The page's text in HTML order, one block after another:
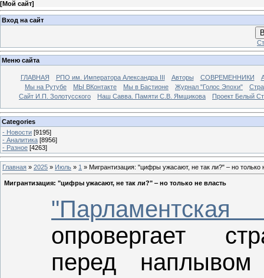
[Мой сайт]
Вход на сайт
Меню сайта
ГЛАВНАЯ РПО им. Императора Александра III Авторы СОВРЕМЕННИКИ
Мы на Рутубе
МЫ ВКонтакте Мы в Бастионе Журнал "Голос Эпохи"
Сайт И.П. Золотусского
Наш Савва. Памяти С.В. Ямщикова Проект Белый
Categories
- Новости [9195]
- Аналитика [8956]
- Разное [4263]
Главная » 2025 » Июль » 1 » Мигрантизация: "цифры ужасают, не так ли?" ‒ но только
Мигрантизация: "цифры ужасают, не так ли?" ‒ но только не власть
опровергает
перед